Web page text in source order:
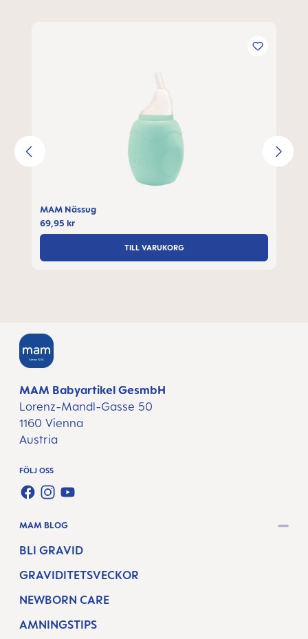
MAM Nässug
69,95 kr
TILL VARUKORG
MAM Babyartikel GesmbH
Lorenz-Mandl-Gasse 50
1160 Vienna
Austria
FÖLJ OSS
FACEBOOK
INSTAGRAM
YOUTUBE
MAM BLOG
BLI GRAVID
GRAVIDITETSVECKOR
NEWBORN CARE
AMNINGSTIPS